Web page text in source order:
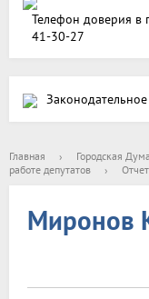
Телефон доверия в
41-30-27
Главная › Городская Дума
работе депутатов
›
Миронов